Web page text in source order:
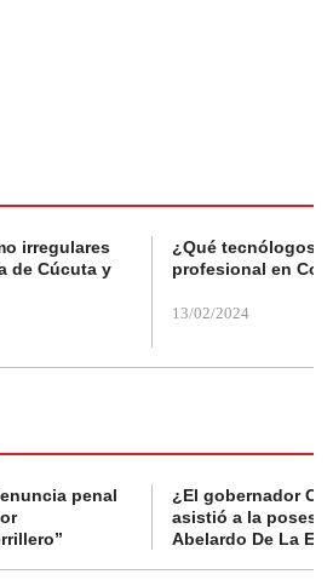
irregulares
de Cúcuta y
¿Qué tecnólogos
profesional en
13/02/2024
penal
¿El gobernador
asistió a la
Abelardo De La